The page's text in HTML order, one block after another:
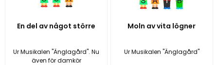
En del av något större
Ur Musikalen "Änglagård". Nu
även för damkör
Moln av vita lögner
Ur Musikalen "Änglagård"